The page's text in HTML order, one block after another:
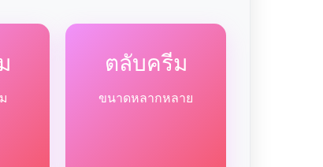
ตลับครีม
ขนาดหลากหลาย